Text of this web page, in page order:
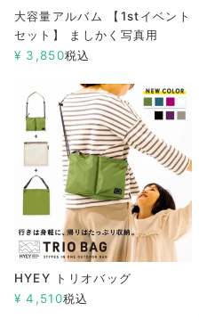
大容量アルバム 【1stイベント
セット】 ましかく写真用
¥ 3,850税込
HYEY トリオバッグ
¥ 4,510税込